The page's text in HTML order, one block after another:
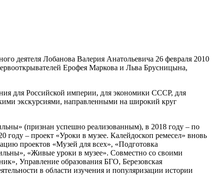
деятеля Лобанова Валерия Анатольевича 26 февраля 2010
Ерофея Маркова и Льва Брусницына,
для Российской империи, для экономики СССР, для
экскурсиями, направленными на широкий круг
(признан успешно реализованным), в 2018 году – по
– проект «Уроки в музее. Калейдоскоп ремесел» вновь
проектов «Музей для всех», «Подготовка
«Живые уроки в музее». Совместно со своими
Управление образования БГО, Березовская
в области изучения и популяризации истории